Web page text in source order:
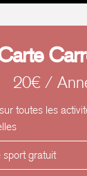
20€ /
toutes les
sport gratuit